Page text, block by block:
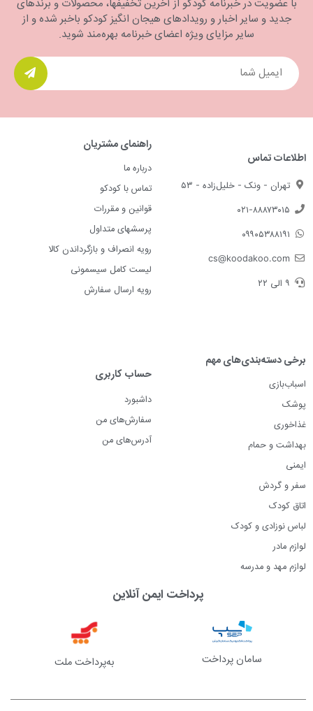
با عضویت در خبرنامه کودکو از آخرین تخفیفها، محصولات و برندهای
جدید و سایر اخبار و رویدادهای هیجان انگیز کودکو باخبر شده و از
سایر مزایای ویژه اعضای خبرنامه بهره‌مند شوید.
اطلاعات تماس
تهران - ونک - خلیل‌زاده - ۵۳
۰۲۱-۸۸۸۷۳۰۱۵
۰۹۹۰۵۳۸۸۱۹۱
cs@koodakoo.com
۹ الی ۲۲
راهنمای مشتریان
درباره ما
تماس با کودکو
قوانین و مقررات
پرسشهای متداول
رویه انصراف و بازگرداندن کالا
لیست کامل سیسمونی
رویه ارسال سفارش
برخی دسته‌بندی‌های مهم
اسباب‌بازی
پوشک
غذاخوری
بهداشت و حمام
ایمنی
سفر و گردش
اتاق کودک
لباس نوزادی و کودک
لوازم مادر
لوازم مهد و مدرسه
حساب کاربری
داشبورد
سفارش‌های من
آدرس‌های من
پرداخت ایمن آنلاین
سامان پرداخت به‌پرداخت ملت